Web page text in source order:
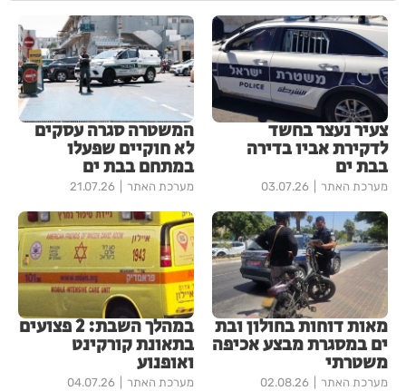
צעיר נעצר בחשד
לדקירת אביו בדירה
בבת ים
מערכת האתר 03.07.26
המשטרה סגרה עסקים
לא חוקיים שפעלו
במתחם בבת ים
מערכת האתר 21.07.26
מאות דוחות בחולון ובת
ים במסגרת מבצע אכיפה
משטרתי
מערכת האתר 02.08.26
במהלך השבת: 2 פצועים
בתאונת קורקינט
ואופנוע
מערכת האתר 04.07.26